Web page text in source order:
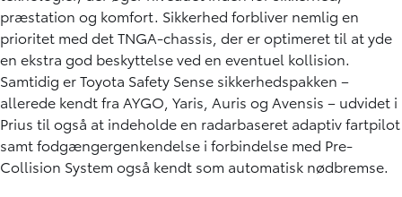
præstation og komfort. Sikkerhed forbliver nemlig en
prioritet med det TNGA-chassis, der er optimeret til at yde
en ekstra god beskyttelse ved en eventuel kollision.
Samtidig er Toyota Safety Sense sikkerhedspakken –
allerede kendt fra AYGO, Yaris, Auris og Avensis – udvidet i
Prius til også at indeholde en radarbaseret adaptiv fartpilot
samt fodgængergenkendelse i forbindelse med Pre-
Collision System også kendt som automatisk nødbremse.